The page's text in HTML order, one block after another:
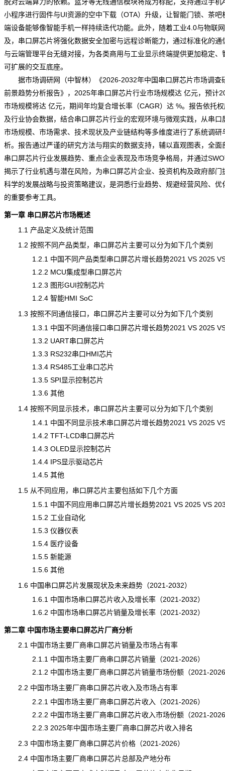
小程序进行固件与UI资源的空中下载（OTA）升级，让智能门锁、茶吧
端设备能够像智能手机一样持续迭代功能。此外，随着工业4.0与物联
及，串口屏芯片将强化数据安全加密与远程诊断能力，通过标准化的通
与云端管理平台无缝对接，为各类商用与工业显示终端提供更加稳定、
可扩展的交互底座。
据市场调研网（中智林）《2026-2032年中国串口屏芯片市场调查
前景趋势分析报告》，2025年串口屏芯片行业市场规模达 亿元，预计
市场规模将达 亿元，期间年均复合增长率（CAGR）达 %。报告依托
及行业协会数据，结合串口屏芯片行业的宏观环境与微观实践，从串口
市场规模、市场需求、技术现状及产业链结构等多维度进行了系统调研
析。报告通过严谨的研究方法与翔实的数据支持，辅以直观图表，全面
串口屏芯片行业发展趋势、重点企业表现及市场竞争格局，并通过
揭示了行业机遇与潜在风险，为串口屏芯片企业、投资机构及政府部门
科学的发展战略与投资策略建议，是洞悉行业趋势、规避经营风险、优
的重要参考工具。
第一章 串口屏芯片市场概述
1.1 产品定义及统计范围
1.2 按照不同产品类型，串口屏芯片主要可以分为如下几个类别
1.2.1 中国不同产品类型串口屏芯片增长趋势2021 VS 2025
1.2.2 MCU集成型串口屏芯片
1.2.3 图形GUI控制芯片
1.2.4 智能HMI SoC
1.3 按照不同通信接口，串口屏芯片主要可以分为如下几个类别
1.3.1 中国不同通信接口串口屏芯片增长趋势2021 VS 2025
1.3.2 UART串口屏芯片
1.3.3 RS232串口HMI芯片
1.3.4 RS485工业串口芯片
1.3.5 SPI显示控制芯片
1.3.6 其他
1.4 按照不同显示技术，串口屏芯片主要可以分为如下几个类别
1.4.1 中国不同显示技术串口屏芯片增长趋势2021 VS 2025
1.4.2 TFT-LCD串口屏芯片
1.4.3 OLED显示控制芯片
1.4.4 IPS显示驱动芯片
1.4.5 其他
1.5 从不同应用，串口屏芯片主要包括如下几个方面
1.5.1 中国不同应用串口屏芯片增长趋势2021 VS 2025 VS
1.5.2 工业自动化
1.5.3 仪器仪表
1.5.4 医疗设备
1.5.5 新能源
1.5.6 其他
1.6 中国串口屏芯片发展现状及未来趋势（2021-2032）
1.6.1 中国市场串口屏芯片收入及增长率（2021-2032）
1.6.2 中国市场串口屏芯片销量及增长率（2021-2032）
第二章 中国市场主要串口屏芯片厂商分析
2.1 中国市场主要厂商串口屏芯片销量及市场占有率
2.1.1 中国市场主要厂商串口屏芯片销量（2021-2026）
2.1.2 中国市场主要厂商串口屏芯片销量市场份额（2021-
2.2 中国市场主要厂商串口屏芯片收入及市场占有率
2.2.1 中国市场主要厂商串口屏芯片收入（2021-2026）
2.2.2 中国市场主要厂商串口屏芯片收入市场份额（2021-
2.2.3 2025年中国市场主要厂商串口屏芯片收入排名
2.3 中国市场主要厂商串口屏芯片价格（2021-2026）
2.4 中国市场主要厂商串口屏芯片总部及产地分布